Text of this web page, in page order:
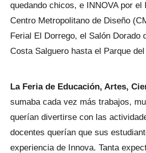
quedando chicos, e INNOVA por el
Centro Metropolitano de Diseño
Ferial El Dorrego, el Salón Dorado
Costa Salguero hasta el Parque
La Feria de Educación, Artes,
sumaba cada vez más trabajos,
querían divertirse con las
docentes querían que sus
experiencia de Innova. Tanta